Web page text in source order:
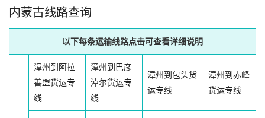
内蒙古线路查询
以下每条运输线路点击可查看详细说明
漳州到阿拉
善盟货运专
线
漳州到巴彦
淖尔货运专
线
漳州到包头货
运专线
漳州到赤峰
货运专线